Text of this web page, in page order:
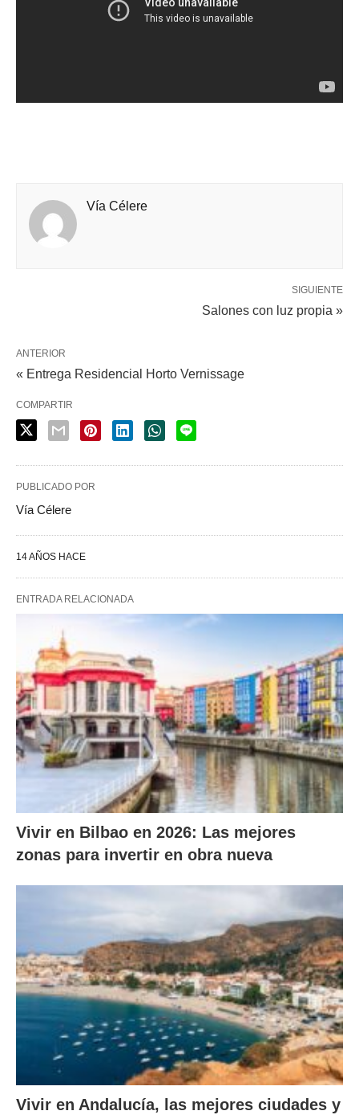
Vía Célere
SIGUIENTE
Salones con luz propia »
ANTERIOR
« Entrega Residencial Horto Vernissage
COMPARTIR
PUBLICADO POR
Vía Célere
14 AÑOS HACE
ENTRADA RELACIONADA
Vivir en Bilbao en 2026: Las mejores
zonas para invertir en obra nueva
Vivir en Andalucía, las mejores ciudades y